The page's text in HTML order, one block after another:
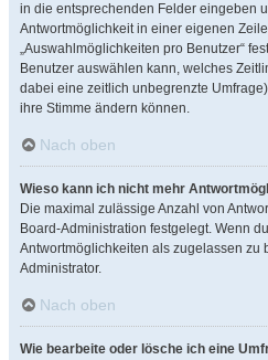
in die entsprechenden Felder eingeben
Antwortmöglichkeit in einer eigenen
„Auswahlmöglichkeiten pro Benutzer“
Benutzer auswählen kann, welches
dabei eine zeitlich unbegrenzte
ihre Stimme ändern können.
Nach oben
Wieso kann ich nicht mehr
Die maximal zulässige Anzahl von
Board-Administration festgelegt. Wenn
Antwortmöglichkeiten als zugelassen zu
Administrator.
Nach oben
Wie bearbeite oder lösche ich eine